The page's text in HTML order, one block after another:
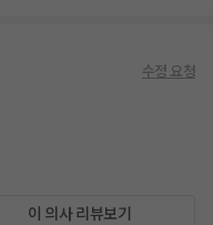
수정 요청
이 의사 리뷰보기